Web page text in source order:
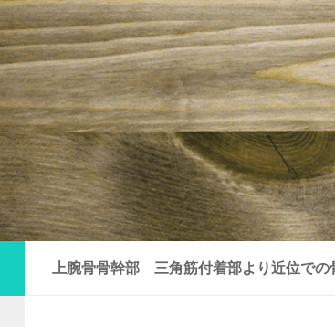
上腕骨骨幹部 三角筋付着部より近位での